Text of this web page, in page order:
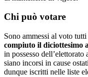
Chi può votare
Sono ammessi al voto
compiuto il diciottesimo
in possesso
siano incorsi in cause
dunque iscritti nelle liste